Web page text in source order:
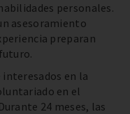
personales.
asesoramiento
preparan
en la
en el
24 meses, las